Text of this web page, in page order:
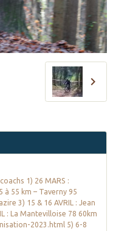
1) 26 MARS :
à 55 km – Taverny 95
3) 15 & 16 AVRIL : Jean
: La Mantevilloise 78 60km
2023.html 5) 6-8